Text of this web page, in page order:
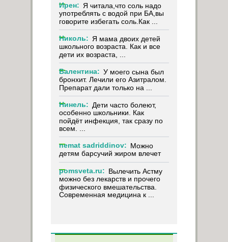
Ирен: Я читала,что соль надо
употреблять с водой при БА,вы
говорите избегать соль.Как ...
Николь: Я мама двоих детей
школьного возраста. Как и все
дети их возраста, ...
Валентина: У моего сына был
бронхит. Лечили его Азитралом.
Препарат дали только на ...
Нинель: Дети часто болеют,
особенно школьники. Как
пойдёт инфекция, так сразу по
всем. ...
nemat sadriddinov: Можно
детям барсучий жиром влечет
pomsveta.ru: Вылечить Астму
можно без лекарств и прочего
физического вмешательства.
Современная медицина к ...